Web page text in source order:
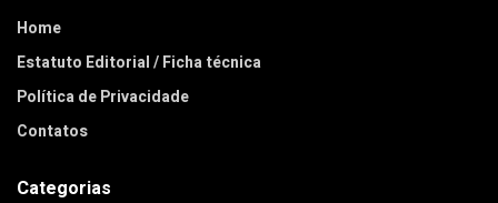
Home
Estatuto Editorial / Ficha técnica
Política de Privacidade
Contatos
Categorias